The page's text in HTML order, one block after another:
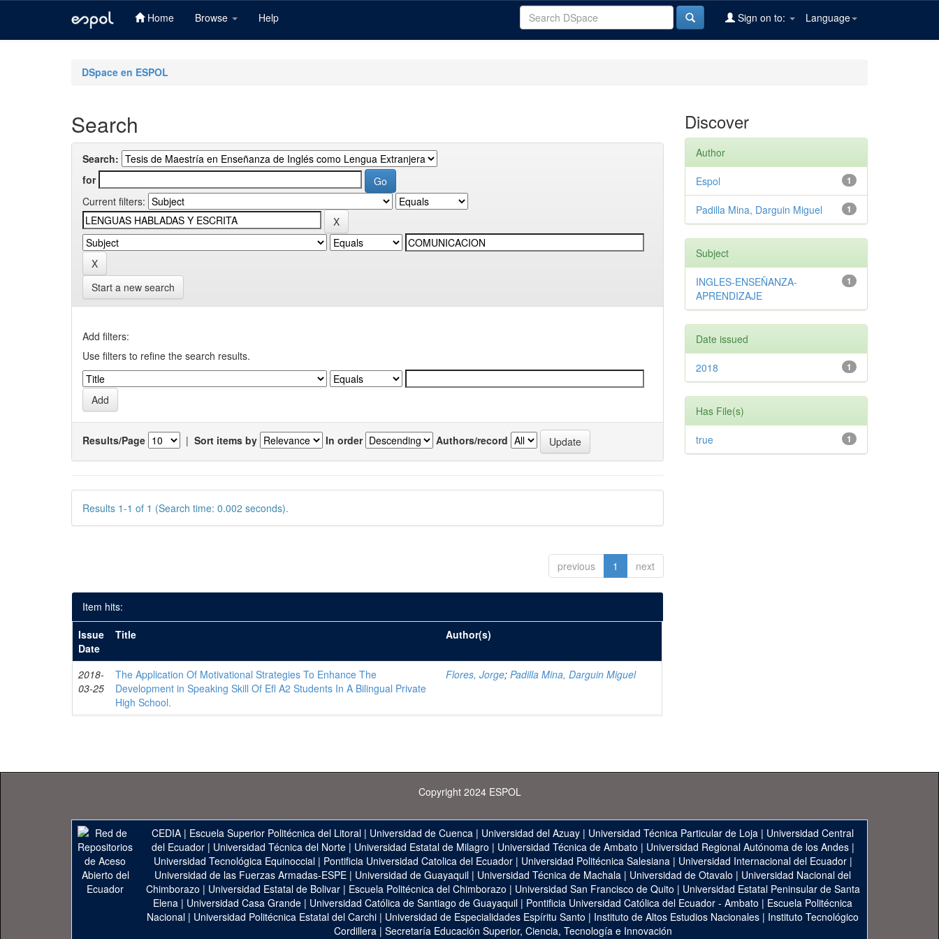
Home Browse Help Language
Sign on to:
DSpace en ESPOL
Search
Search:
for
Current filters:
Start a new search
Add filters:
Use filters to refine the search results.
Results/Page | Sort items by In order Authors/record
Results 1-1 of 1 (Search time: 0.002 seconds).
previous 1 next
Item hits:
Issue
Date
Title Author(s)
2018-
03-25
The Application Of Motivational Strategies To Enhance The
Development in Speaking Skill Of Efl A2 Students In A Bilingual Private
High School.
Flores, Jorge;Padilla Mina, Darguin Miguel
Discover
Author
1
Espol
1
Padilla Mina, Darguin Miguel
Subject
1
INGLES-ENSEÑANZA-
APRENDIZAJE
Date issued
1
2018
Has File(s)
1
true
Copyright 2024 ESPOL
CEDIA | Escuela Superior Politécnica del Litoral | Universidad de Cuenca | Universidad del Azuay | Universidad Técnica Particular de Loja | Universidad Central
del Ecuador| Universidad Técnica del Norte| Universidad Estatal de Milagro | Universidad Técnica de Ambato | Universidad Regional Autónoma de los Andes|
Universidad Tecnológica Equinoccial| Pontificia Universidad Catolica del Ecuador| Universidad Politécnica Salesiana| Universidad Internacional del Ecuador|
Universidad de las Fuerzas Armadas-ESPE | Universidad de Guayaquil | Universidad Técnica de Machala | Universidad de Otavalo | Universidad Nacional del
Chimborazo | Universidad Estatal de Bolivar| Escuela Politécnica del Chimborazo | Universidad San Francisco de Quito | Universidad Estatal Peninsular de Santa
Elena | Universidad Casa Grande | Universidad Católica de Santiago de Guayaquil | Pontificia Universidad Católica del Ecuador - Ambato | Escuela Politécnica
Nacional | Universidad Politécnica Estatal del Carchi | Universidad de Especialidades Espíritu Santo | Instituto de Altos Estudios Nacionales | Instituto Tecnológico
Cordillera| Secretaría Educación Superior, Ciencia, Tecnología e Innovación